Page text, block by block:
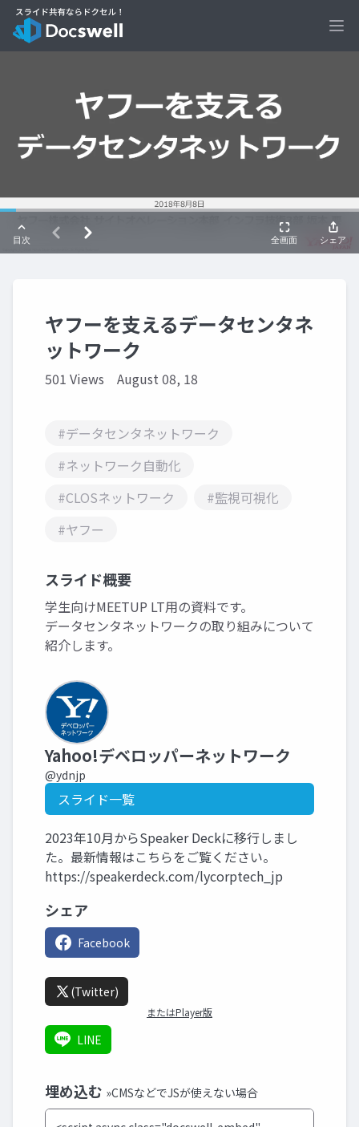
ヤフーを支えるデータセンタネ
ットワーク
501 Views August 08, 18
#データセンタネットワーク
#ネットワーク自動化
#CLOSネットワーク
#監視可視化
#ヤフー
スライド概要
学生向けMEETUP LT用の資料です。
データセンタネットワークの取り組みについて
紹介します。
Yahoo!デベロッパーネットワーク
@ydnjp
スライド一覧
2023年10月からSpeaker Deckに移行しまし
た。最新情報はこちらをご覧ください。
https://speakerdeck.com/lycorptech_jp
シェア
Facebook
(Twitter)
またはPlayer版
LINE
埋め込む »CMSなどでJSが使えない場合